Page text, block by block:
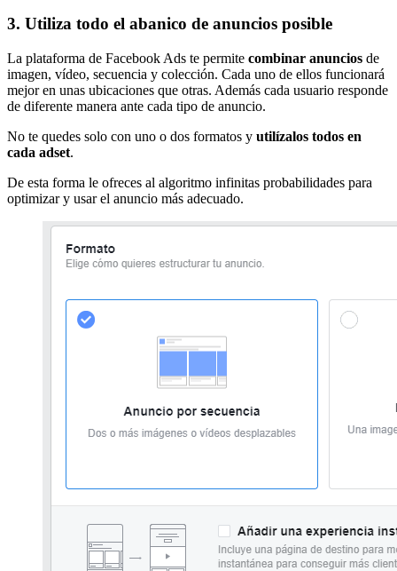
3. Utiliza todo el abanico de anuncios posible
La plataforma de Facebook Ads te permite combinar anuncios de
imagen, vídeo, secuencia y colección. Cada uno de ellos funcionará
mejor en unas ubicaciones que otras. Además cada usuario responde
de diferente manera ante cada tipo de anuncio.
No te quedes solo con uno o dos formatos y utilízalos todos en
cada adset.
De esta forma le ofreces al algoritmo infinitas probabilidades para
optimizar y usar el anuncio más adecuado.